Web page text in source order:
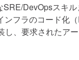
DevOpsスキ
フラのコード化
、要求されたア